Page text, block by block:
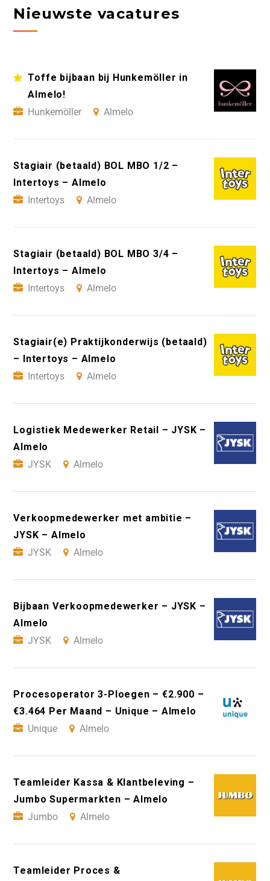
Nieuwste vacatures
Toffe bijbaan bij Hunkemöller in
Almelo!
Hunkemöller
Almelo
Stagiair (betaald) BOL MBO 1/2 –
Intertoys – Almelo
Intertoys
Almelo
Stagiair (betaald) BOL MBO 3/4 –
Intertoys – Almelo
Intertoys
Almelo
Stagiair(e) Praktijkonderwijs (betaald)
– Intertoys – Almelo
Intertoys
Almelo
Logistiek Medewerker Retail – JYSK –
Almelo
JYSK
Almelo
Verkoopmedewerker met ambitie –
JYSK – Almelo
JYSK
Almelo
Bijbaan Verkoopmedewerker – JYSK –
Almelo
JYSK
Almelo
Procesoperator 3-Ploegen – €2.900 –
€3.464 Per Maand – Unique – Almelo
Unique
Almelo
Teamleider Kassa & Klantbeleving –
Jumbo Supermarkten – Almelo
Jumbo
Almelo
Teamleider Proces &